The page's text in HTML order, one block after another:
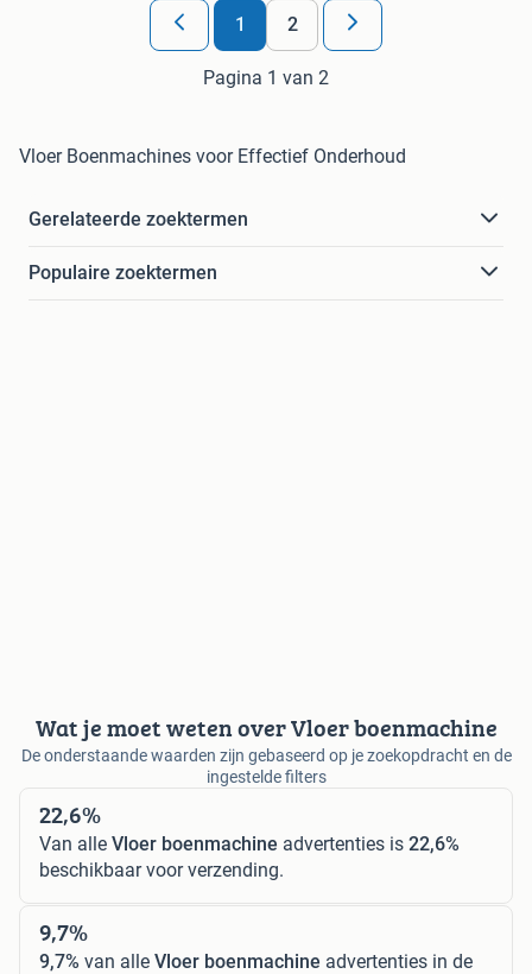
1 2
Pagina 1 van 2
Vloer Boenmachines voor Effectief Onderhoud
Gerelateerde zoektermen
Populaire zoektermen
Wat je moet weten over Vloer boenmachine
De onderstaande waarden zijn gebaseerd op je zoekopdracht en de
ingestelde filters
22,6%
Van alle Vloer boenmachine advertenties is 22,6%
beschikbaar voor verzending.
9,7%
9,7% van alle Vloer boenmachine advertenties in de